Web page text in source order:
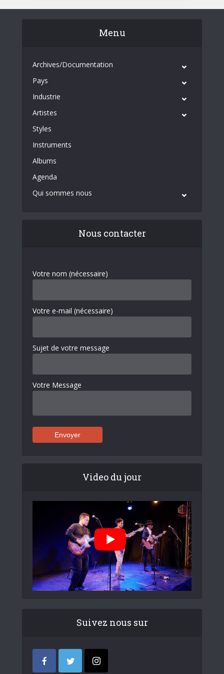
Menu
Archives/Documentation
Pays
Industrie
Artistes
Styles
Instruments
Albums
Agenda
Qui sommes nous
Nous contacter
Votre nom (nécessaire)
Votre e-mail (nécessaire)
Sujet de votre message
Votre Message
Video du jour
Suivez nous sur